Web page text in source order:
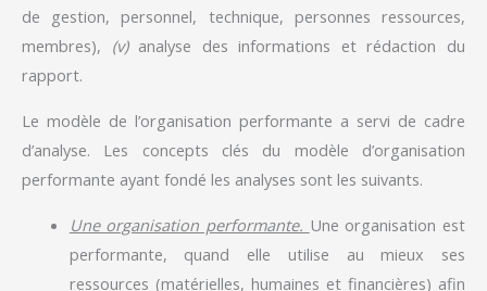
de gestion, personnel, technique, personnes ressources,
membres), (v)analyse des informations et rédaction du
rapport.
Le modèle de l’organisation performante a servi de cadre
d’analyse. Les concepts clés du modèle d’organisation
performante ayant fondé les analyses sont les suivants.
Une organisation performante. Une organisation est
performante, quand elle utilise au mieux ses
ressources (matérielles, humaines et financières) afin